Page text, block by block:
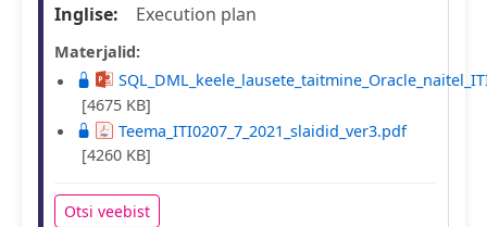
Inglise:
Execution plan
Materjalid:
[4675 KB]
Teema_ITI0207_7_2021_slaidid_ver3.pdf
[4260 KB]
Otsi veebist